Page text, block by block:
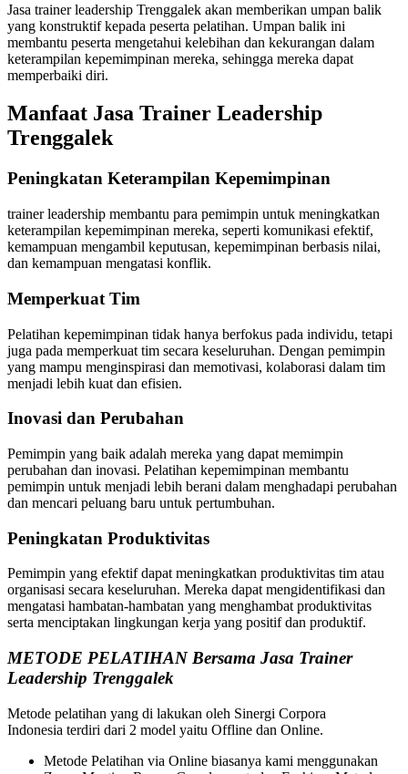
Jasa trainer leadership Trenggalek akan memberikan umpan balik
yang konstruktif kepada peserta pelatihan. Umpan balik ini
membantu peserta mengetahui kelebihan dan kekurangan dalam
keterampilan kepemimpinan mereka, sehingga mereka dapat
memperbaiki diri.
Manfaat Jasa Trainer Leadership
Trenggalek
Peningkatan Keterampilan Kepemimpinan
trainer leadership membantu para pemimpin untuk meningkatkan
keterampilan kepemimpinan mereka, seperti komunikasi efektif,
kemampuan mengambil keputusan, kepemimpinan berbasis nilai,
dan kemampuan mengatasi konflik.
Memperkuat Tim
Pelatihan kepemimpinan tidak hanya berfokus pada individu, tetapi
juga pada memperkuat tim secara keseluruhan. Dengan pemimpin
yang mampu menginspirasi dan memotivasi, kolaborasi dalam tim
menjadi lebih kuat dan efisien.
Inovasi dan Perubahan
Pemimpin yang baik adalah mereka yang dapat memimpin
perubahan dan inovasi. Pelatihan kepemimpinan membantu
pemimpin untuk menjadi lebih berani dalam menghadapi perubahan
dan mencari peluang baru untuk pertumbuhan.
Peningkatan Produktivitas
Pemimpin yang efektif dapat meningkatkan produktivitas tim atau
organisasi secara keseluruhan. Mereka dapat mengidentifikasi dan
mengatasi hambatan-hambatan yang menghambat produktivitas
serta menciptakan lingkungan kerja yang positif dan produktif.
METODE PELATIHAN Bersama Jasa Trainer
Leadership Trenggalek
Metode pelatihan yang di lakukan oleh Sinergi Corpora
Indonesia terdiri dari 2 model yaitu Offline dan Online.
Metode Pelatihan via Online biasanya kami menggunakan